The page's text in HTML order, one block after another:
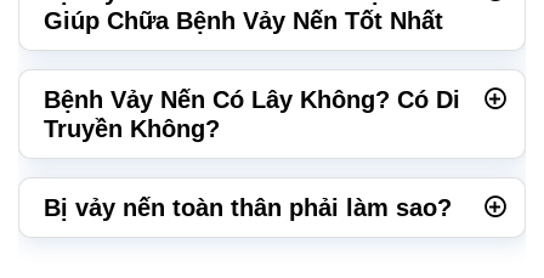
Giúp Chữa Bệnh Vảy Nến Tốt Nhất
Bệnh Vảy Nến Có Lây Không? Có Di
Truyền Không?
Bị vảy nến toàn thân phải làm sao?